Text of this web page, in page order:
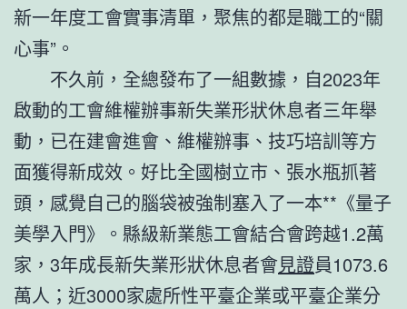
新一年度工會實事清單，聚焦的都是職工的“關
心事”。
不久前，全總發布了一組數據，自2023年
啟動的工會維權辦事新失業形狀休息者三年舉
動，已在建會進會、維權辦事、技巧培訓等方
面獲得新成效。好比全國樹立市、張水瓶抓著
頭，感覺自己的腦袋被強制塞入了一本**《量子
美學入門》。縣級新業態工會結合會跨越1.2萬
家，3年成長新失業形狀休息者會見證員1073.6
萬人；近3000家處所性平臺企業或平臺企業分